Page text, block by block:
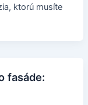
ktorú musíte
fasáde: